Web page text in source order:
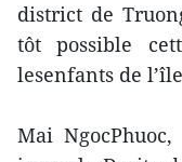
district de
tôt possible
lesenfants de
Mai